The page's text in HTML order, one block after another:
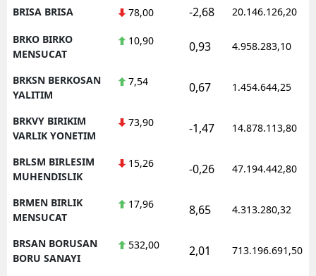
BRISA BRISA 78,00 -2,68 20.146.126,20
BRKO BIRKO
MENSUCAT
10,90 0,93 4.958.283,10
BRKSN BERKOSAN
YALITIM
7,54 0,67 1.454.644,25
BRKVY BIRIKIM
VARLIK YONETIM
73,90 -1,47 14.878.113,80
BRLSM BIRLESIM
MUHENDISLIK
15,26 -0,26 47.194.442,80
BRMEN BIRLIK
MENSUCAT
17,96 8,65 4.313.280,32
BRSAN BORUSAN
BORU SANAYI
532,00 2,01 713.196.691,50